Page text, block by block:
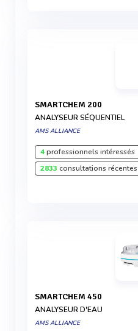
SMARTCHEM 200
ANALYSEUR SÉQUENTIEL
AMS ALLIANCE
4professionnels intéressés
2833 consultations récentes
SMARTCHEM 450
ANALYSEUR D'EAU
AMS ALLIANCE